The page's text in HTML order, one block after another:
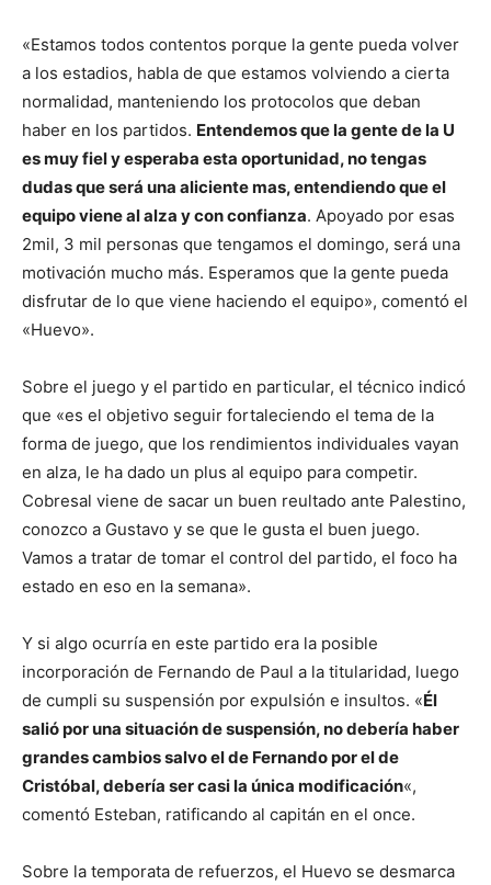
«Estamos todos contentos porque la gente pueda volver
a los estadios, habla de que estamos volviendo a cierta
normalidad, manteniendo los protocolos que deban
haber en los partidos. Entendemos que la gente de la U
es muy fiel y esperaba esta oportunidad, no tengas
dudas que será una aliciente mas, entendiendo que el
equipo viene al alza y con confianza. Apoyado por esas
2mil, 3 mil personas que tengamos el domingo, será una
motivación mucho más. Esperamos que la gente pueda
disfrutar de lo que viene haciendo el equipo», comentó el
«Huevo».
Sobre el juego y el partido en particular, el técnico indicó
que «es el objetivo seguir fortaleciendo el tema de la
forma de juego, que los rendimientos individuales vayan
en alza, le ha dado un plus al equipo para competir.
Cobresal viene de sacar un buen reultado ante Palestino,
conozco a Gustavo y se que le gusta el buen juego.
Vamos a tratar de tomar el control del partido, el foco ha
estado en eso en la semana».
Y si algo ocurría en este partido era la posible
incorporación de Fernando de Paul a la titularidad, luego
de cumpli su suspensión por expulsión e insultos. «Él
salió por una situación de suspensión, no debería haber
grandes cambios salvo el de Fernando por el de
Cristóbal, debería ser casi la única modificación«,
comentó Esteban, ratificando al capitán en el once.
Sobre la temporata de refuerzos, el Huevo se desmarca